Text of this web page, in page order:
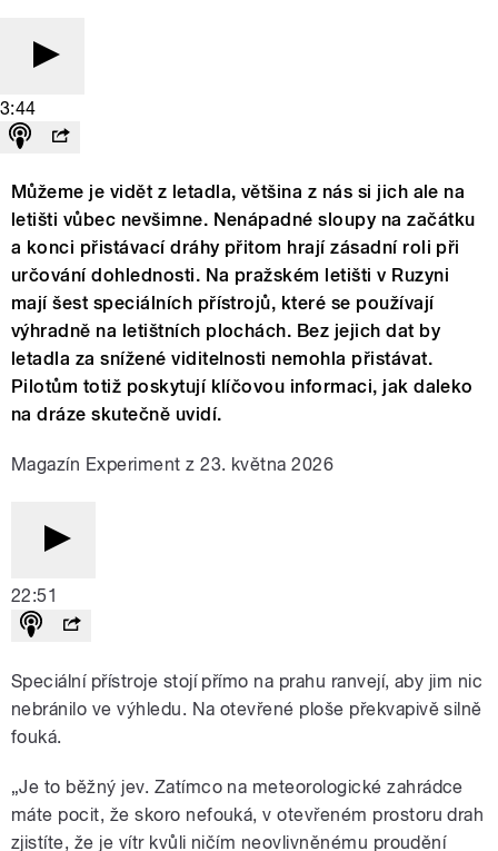
3:44
Můžeme je vidět z letadla, většina z nás si jich ale na
letišti vůbec nevšimne. Nenápadné sloupy na začátku
a konci přistávací dráhy přitom hrají zásadní roli při
určování dohlednosti. Na pražském letišti v Ruzyni
mají šest speciálních přístrojů, které se používají
výhradně na letištních plochách. Bez jejich dat by
letadla za snížené viditelnosti nemohla přistávat.
Pilotům totiž poskytují klíčovou informaci, jak daleko
na dráze skutečně uvidí.
Magazín Experiment z 23. května 2026
22:51
Speciální přístroje stojí přímo na prahu ranvejí, aby jim nic
nebránilo ve výhledu. Na otevřené ploše překvapivě silně
fouká.
„Je to běžný jev. Zatímco na meteorologické zahrádce
máte pocit, že skoro nefouká, v otevřeném prostoru drah
zjistíte, že je vítr kvůli ničím neovlivněnému proudění